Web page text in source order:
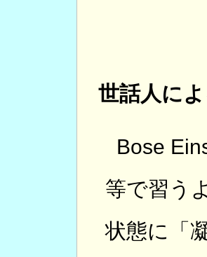
世話人に
Bose
等で習う
状態に「